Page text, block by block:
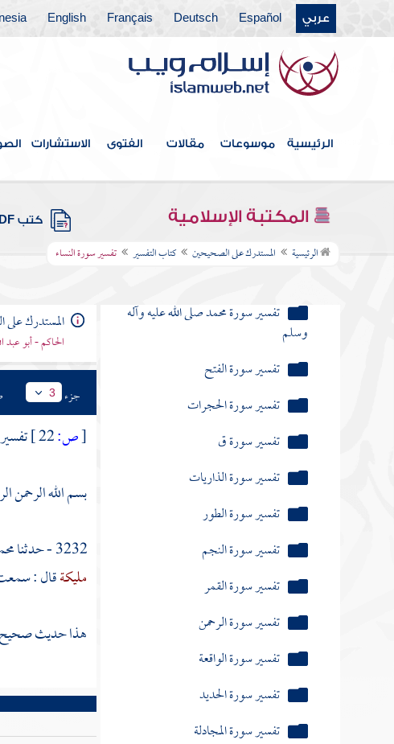
عربي Español
Deutsch
Français
English
الرئيسية موسوعات مقالات الفتوى الاستشارات
المكتبة الإسلامية كتب PDF
الرئيسية المستدرك على الصحيحين كتاب التفسير تفسير سورة النساء
تفسير سورة حم الدخان
تفسير سورة حم الجاثية وعند أهل
الحرمين حم الشريعة
وسلم
تفسير سورة الفتح
تفسير سورة الحجرات
تفسير سورة الطور
تفسير سورة النجم
تفسير سورة القمر
تفسير سورة الرحمن
تفسير سورة الواقعة
تفسير سورة الحديد
تفسير سورة المجادلة
تفسير سورة الحشر
تفسير سورة الممتحنة
تفسير سورة الصف
تفسير سورة الجمعة
المستدرك
الحاكم - أبو عبد
جزء 3
[ص:
بسم الله الرحمن
3232 - حدثنا
مليكةقال :
هذا حديث صحيح